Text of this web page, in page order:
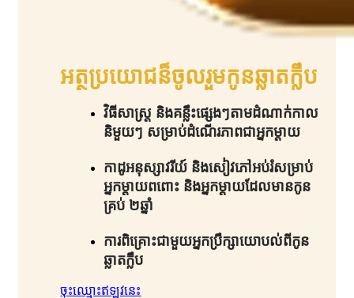
អត្ថប្រយោជន៏ចូលរួមកូនឆ្លាតក្លឹប​
វិធីសាស្រ្ត និងគន្លឹះផ្សេងៗតាមដំណាក់កាល
និមួយៗ សម្រាប់ដំណើរភាពជាអ្នកម្តាយ​
កាដូអនុស្សាវរីយ៍ និងសៀវភៅអប់រំសម្រាប់
អ្នកម្តាយពពោះ និងអ្នកម្តាយដែលមានកូន
គ្រប់ ២ឆ្នាំ​
ការពិគ្រោះជាមួយអ្នកប្រឹក្សាយោបល់ពីកូន
ឆ្លាតក្លឹប​
ចុះឈ្មោះឥឡូវនេះ